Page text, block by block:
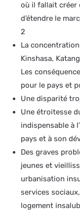
où il fallait créer
d’étendre le
2
La
Kinshasa,
Les
pour le pays et
Une disparité
Une étroitesse
indispensable à
pays et à son
Des graves
jeunes et
urbanisation
services
logement